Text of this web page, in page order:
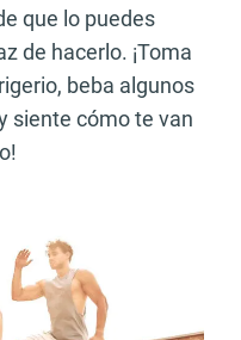
que lo puedes
de hacerlo. ¡Toma
beba algunos
siente cómo te van